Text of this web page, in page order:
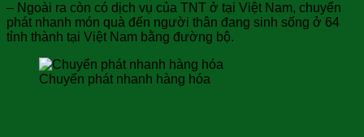
– Ngoài ra còn có dịch vụ của TNT ở tại Việt Nam, chuyển
phát nhanh món quà đến người thân đang sinh sống ở 64
tỉnh thành tại Việt Nam bằng đường bộ.
Chuyển phát nhanh hàng hóa